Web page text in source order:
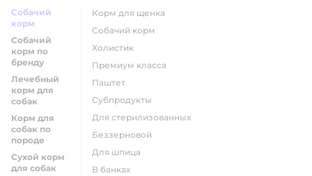
Собачий
корм
Собачий
корм по
бренду
Лечебный
корм для
собак
Корм для
собак по
породе
Сухой корм
для собак
корм для щенка
собачий корм
холистик
премиум класса
паштет
субпродукты
для стерилизованных
беззерновой
для шпица
в банках